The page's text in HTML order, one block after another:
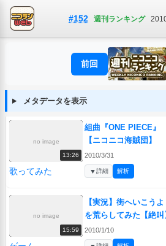
#152 週刊ランキング
前回
メタデータを表示
no image
13:26
組曲『ONE PIECE
【ニコニコ海賊団】
2010/3/31
歌ってみた ▼詳細 解析
no image
15:59
【実況】街へいこう
を荒らしてみた【絶叫
2010/1/10